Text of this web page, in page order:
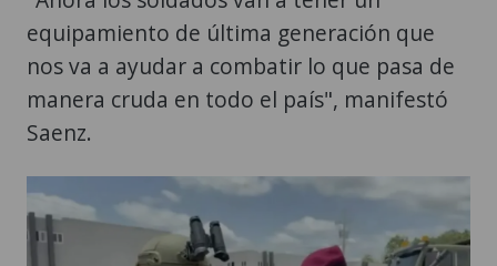
equipamiento de última generación que
nos va a ayudar a combatir lo que pasa de
manera cruda en todo el país", manifestó
Saenz.